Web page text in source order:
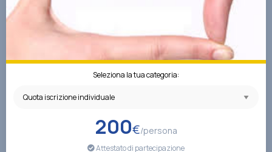
Quesiti
La Società
Seleziona la tua categoria:
200€/persona
Attestato di partecipazione